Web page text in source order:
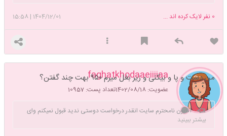
1404/12/01
|
15:58 0 نفر لایک کرده اند ...
faghatkhodaaeiiiiaa
عضویت: 1402/08/18 تعداد پست: 10957
من دست و پا و بیکنی و زیر بغل میرم ۹۵۰ بهت چند گفتن؟
آقایون نامحترم سایت انقدر درخواست دوستی ندید قبول نمیکنم وای
بیشتر ببینید